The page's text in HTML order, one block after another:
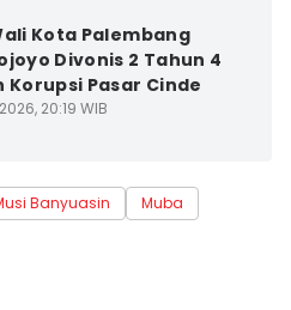
Kota Palembang
Divonis 2 Tahun 4
Korupsi Pasar Cinde
20:19 WIB
Banyuasin
Muba